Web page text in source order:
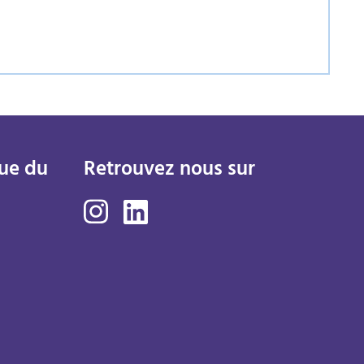
du Retrouvez nous sur